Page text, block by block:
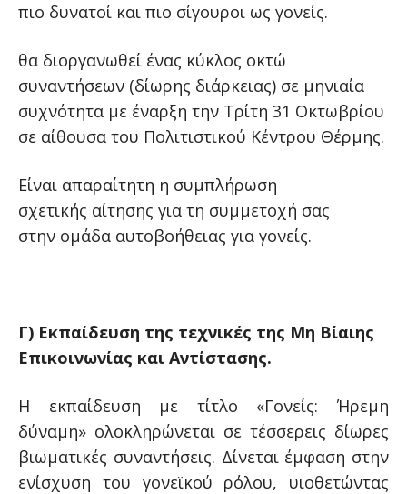
πιο δυνατοί και πιο σίγουροι ως γονείς.
θα διοργανωθεί ένας κύκλος οκτώ
συναντήσεων (δίωρης διάρκειας) σε μηνιαία
συχνότητα με έναρξη την Τρίτη 31 Οκτωβρίου
σε αίθουσα του Πολιτιστικού Κέντρου Θέρμης.
Είναι απαραίτητη η συμπλήρωση
σχετικής αίτησης για τη συμμετοχή σας
στην ομάδα αυτοβοήθειας για γονείς.
Γ) Εκπαίδευση της τεχνικές της Μη Βίαιης
Επικοινωνίας και Αντίστασης.
Η εκπαίδευση με τίτλο «Γονείς: Ήρεμη
δύναμη» ολοκληρώνεται σε τέσσερεις δίωρες
βιωματικές συναντήσεις. Δίνεται έμφαση στην
ενίσχυση του γονεϊκού ρόλου, υιοθετώντας